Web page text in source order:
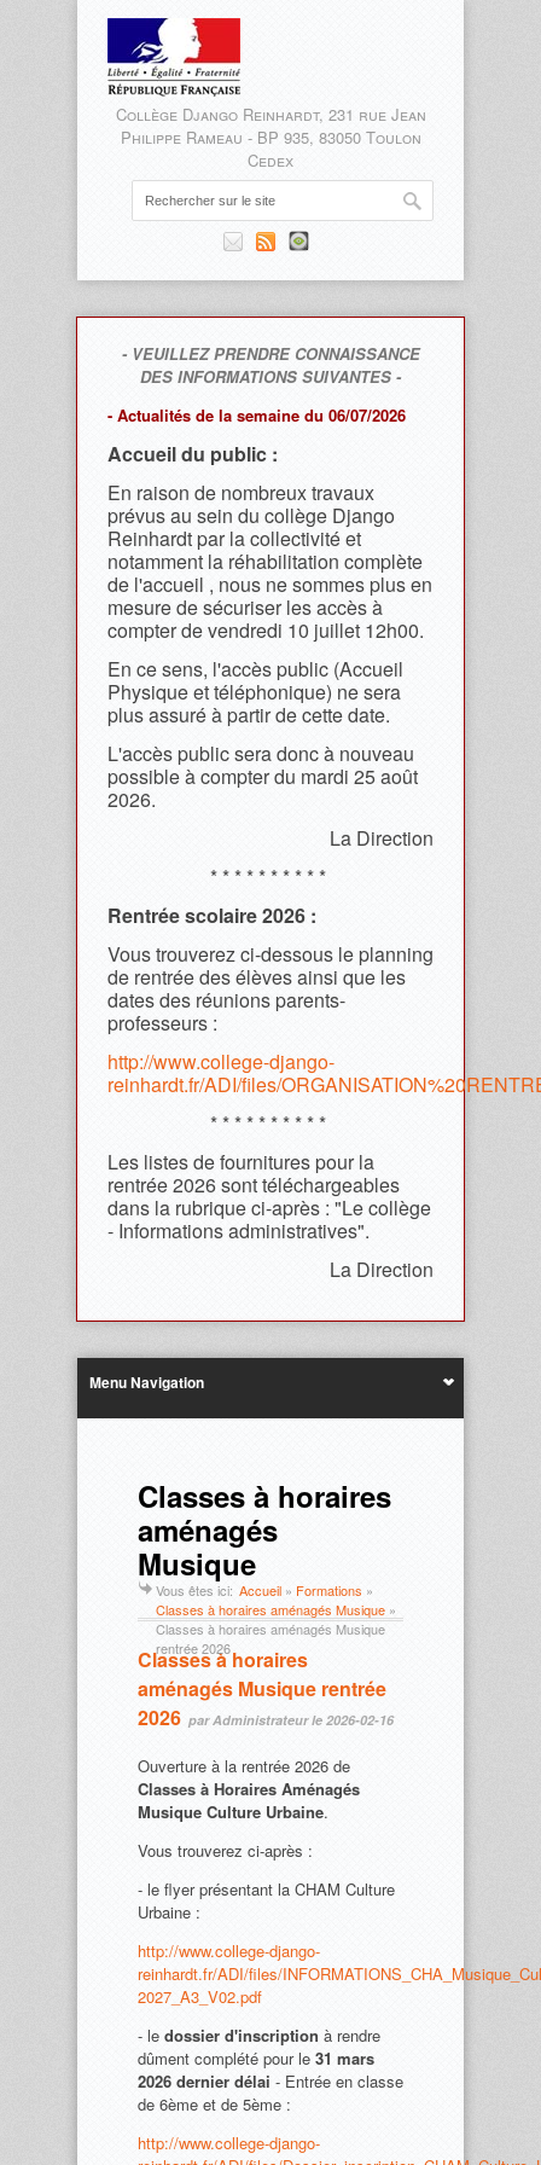
Collège Django Reinhardt, 231 rue Jean
Philippe Rameau - BP 935, 83050 Toulon
Cedex
- VEUILLEZ PRENDRE CONNAISSANCE
DES INFORMATIONS SUIVANTES -
- Actualités de la semaine du 06/07/2026
Accueil du public :
En raison de nombreux travaux
prévus au sein du collège Django
Reinhardt par la collectivité et
notamment la réhabilitation complète
de l'accueil , nous ne sommes plus en
mesure de sécuriser les accès à
compter de vendredi 10 juillet 12h00.
En ce sens, l'accès public (Accueil
Physique et téléphonique) ne sera
plus assuré à partir de cette date.
L'accès public sera donc à nouveau
possible à compter du mardi 25 août
2026.
La Direction
* * * * * * * * * *
Rentrée scolaire 2026 :
Vous trouverez ci-dessous le planning
de rentrée des élèves ainsi que les
dates des réunions parents-
professeurs :
http://www.college-django-
reinhardt.fr/ADI/files/
* * * * * * * * * *
Les listes de fournitures pour la
rentrée 2026 sont téléchargeables
dans la rubrique ci-après : "Le collège
- Informations administratives".
La Direction
Menu Navigation
Classes à horaires
aménagés
Musique
Vous êtes ici: Accueil » Formations »
Classes à horaires aménagés Musique »
Classes à horaires aménagés Musique
rentrée 2026
Classes à horaires
aménagés Musique rentrée
2026 par Administrateur le 2026-02-16
Ouverture à la rentrée 2026 de
Classes à Horaires Aménagés
Musique Culture Urbaine.
Vous trouverez ci-après :
- le flyer présentant la CHAM Culture
Urbaine :
http://www.college-django-
reinhardt.fr/ADI/files/
2027_A3_V02.pdf
- le dossier d'inscription à rendre
dûment complété pour le 31 mars
2026 dernier délai - Entrée en classe
de 6ème et de 5ème :
http://www.college-django-